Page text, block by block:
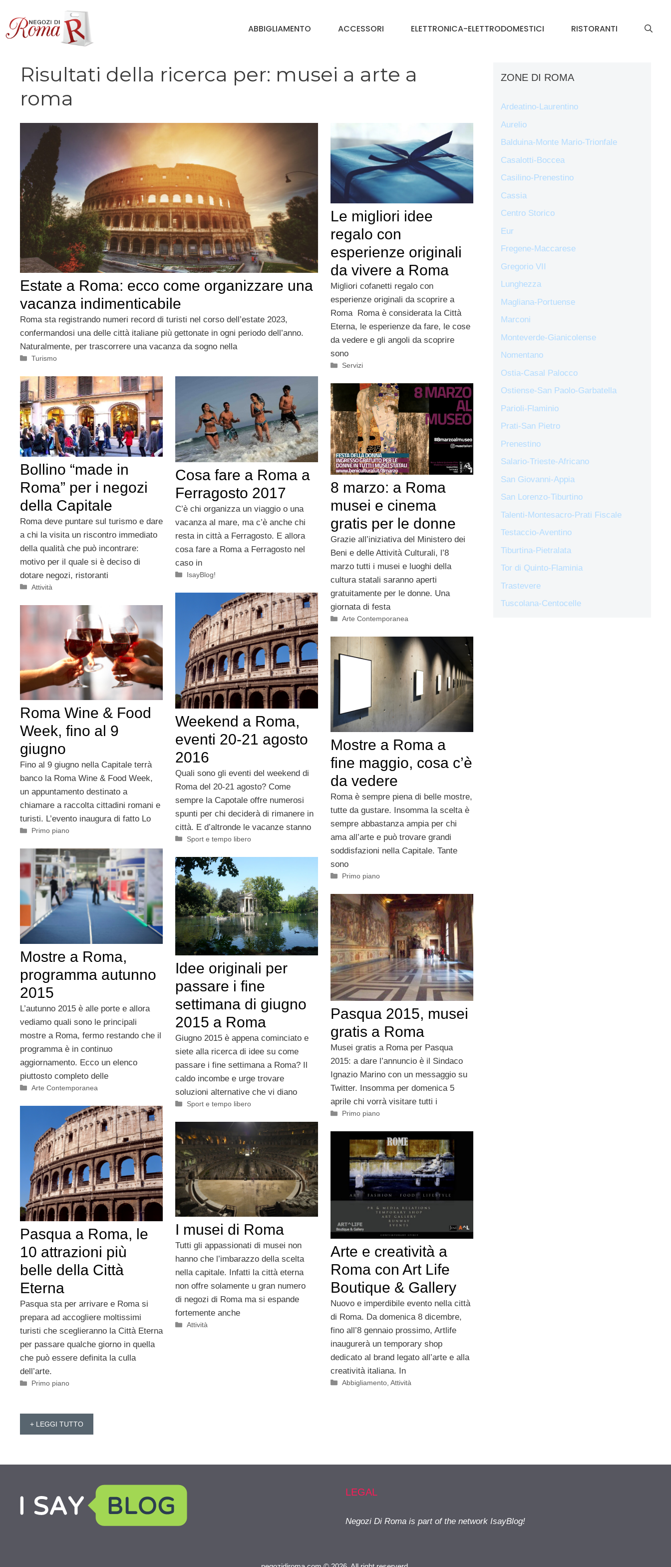
contenuto
ABBIGLIAMENTO ACCESSORI ELETTRONICA-ELETTRODOMESTICI RISTORANTI
Risultati della ricerca per: musei a arte a
roma
Estate a Roma: ecco come organizzare una
vacanza indimenticabile
Roma sta registrando numeri record di turisti nel corso dell’estate 2023,
confermandosi una delle città italiane più gettonate in ogni periodo dell’anno.
Naturalmente, per trascorrere una vacanza da sogno nella
Categorie
Turismo
Le migliori idee
regalo con
esperienze originali
da vivere a Roma
Migliori cofanetti regalo con
esperienze originali da scoprire a
Roma Roma è considerata la Città
Eterna, le esperienze da fare, le cose
da vedere e gli angoli da scoprire
sono
Categorie
Servizi
Bollino “made in
Roma” per i negozi
della Capitale
Roma deve puntare sul turismo e dare
a chi la visita un riscontro immediato
della qualità che può incontrare:
motivo per il quale si è deciso di
dotare negozi, ristoranti
Categorie
Attività
Cosa fare a Roma a
Ferragosto 2017
C’è chi organizza un viaggio o una
vacanza al mare, ma c’è anche chi
resta in città a Ferragosto. E allora
cosa fare a Roma a Ferragosto nel
caso in
Categorie
IsayBlog!
8 marzo: a Roma
musei e cinema
gratis per le donne
Grazie all’iniziativa del Ministero dei
Beni e delle Attività Culturali, l’8
marzo tutti i musei e luoghi della
cultura statali saranno aperti
gratuitamente per le donne. Una
giornata di festa
Categorie
Arte Contemporanea
Weekend a Roma,
eventi 20-21 agosto
2016
Quali sono gli eventi del weekend di
Roma del 20-21 agosto? Come
sempre la Capotale offre numerosi
spunti per chi deciderà di rimanere in
città. E d’altronde le vacanze stanno
Categorie
Sport e tempo libero
Roma Wine & Food
Week, fino al 9
giugno
Fino al 9 giugno nella Capitale terrà
banco la Roma Wine & Food Week,
un appuntamento destinato a
chiamare a raccolta cittadini romani e
turisti. L’evento inaugura di fatto Lo
Categorie
Primo piano
Mostre a Roma a
fine maggio, cosa c’è
da vedere
Roma è sempre piena di belle mostre,
tutte da gustare. Insomma la scelta è
sempre abbastanza ampia per chi
ama all’arte e può trovare grandi
soddisfazioni nella Capitale. Tante
sono
Categorie
Primo piano
Mostre a Roma,
programma autunno
2015
L’autunno 2015 è alle porte e allora
vediamo quali sono le principali
mostre a Roma, fermo restando che il
programma è in continuo
aggiornamento. Ecco un elenco
piuttosto completo delle
Categorie
Arte Contemporanea
Idee originali per
passare i fine
settimana di giugno
2015 a Roma
Giugno 2015 è appena cominciato e
siete alla ricerca di idee su come
passare i fine settimana a Roma? Il
caldo incombe e urge trovare
soluzioni alternative che vi diano
Categorie
Sport e tempo libero
Pasqua 2015, musei
gratis a Roma
Musei gratis a Roma per Pasqua
2015: a dare l’annuncio è il Sindaco
Ignazio Marino con un messaggio su
Twitter. Insomma per domenica 5
aprile chi vorrà visitare tutti i
Categorie
Primo piano
Pasqua a Roma, le
10 attrazioni più
belle della Città
Eterna
Pasqua sta per arrivare e Roma si
prepara ad accogliere moltissimi
turisti che sceglieranno la Città Eterna
per passare qualche giorno in quella
che può essere definita la culla
dell’arte.
Categorie
Primo piano
I musei di Roma
Tutti gli appassionati di musei non
hanno che l’imbarazzo della scelta
nella capitale. Infatti la città eterna
non offre solamente u gran numero
di negozi di Roma ma si espande
fortemente anche
Categorie
Attività
Arte e creatività a
Roma con Art Life
Boutique & Gallery
Nuovo e imperdibile evento nella città
di Roma. Da domenica 8 dicembre,
fino all’8 gennaio prossimo, Artlife
inaugurerà un temporary shop
dedicato al brand legato all’arte e alla
creatività italiana. In
Categorie
Abbigliamento ,Attività
+ LEGGI TUTTO
ZONE DI ROMA
Ardeatino-Laurentino
Aurelio
Balduina-Monte Mario-Trionfale
Casalotti-Boccea
Casilino-Prenestino
Cassia
Centro Storico
Eur
Fregene-Maccarese
Gregorio VII
Lunghezza
Magliana-Portuense
Marconi
Monteverde-Gianicolense
Nomentano
Ostia-Casal Palocco
Ostiense-San Paolo-Garbatella
Parioli-Flaminio
Prati-San Pietro
Prenestino
Salario-Trieste-Africano
San Giovanni-Appia
San Lorenzo-Tiburtino
Talenti-Montesacro-Prati Fiscale
Testaccio-Aventino
Tiburtina-Pietralata
Tor di Quinto-Flaminia
Trastevere
Tuscolana-Centocelle
LEGAL
Negozi Di Roma is part of the network IsayBlog!